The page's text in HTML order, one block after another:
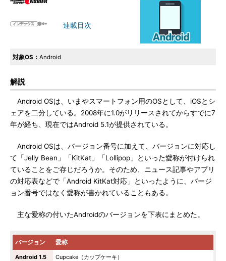
連載目次
対象OS： Android
解説
Android OSは、いまやスマートフォン用のOSとして、iOSとシ
ェアを二分している。2008年に1.0がリリースされてからすでに7
年が経ち、現在ではAndroid 5.1が提供されている。
Android OSは、バージョン番号に加えて、バージョンに対応し
て「Jelly Bean」「KitKat」「Lollipop」といった愛称が付けられ
ていることをご存じだろうか。そのため、ニュース記事やアプリ
の対応表などで「Android KitKat対応」といったように、バージ
ョン番号ではなく愛称が書かれていることもある。
主な愛称の付いたAndroidのバージョンを下表にまとめた。
バージョン 愛称
Android 1.5
Cupcake（カップケーキ）